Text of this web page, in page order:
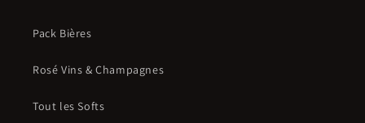
Pack Bières
Rosé Vins & Champagnes
Tout les Softs